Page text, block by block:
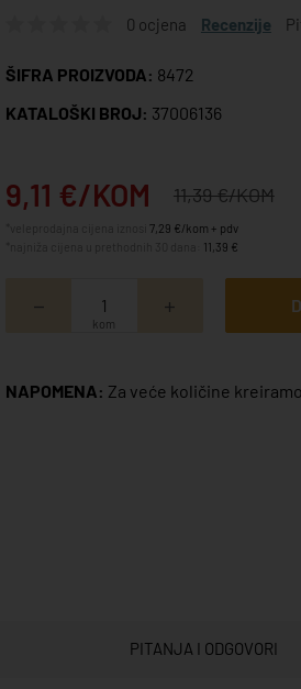
0 ocjena Recenzije
ŠIFRA PROIZVODA: 8472
KATALOŠKI BROJ: 37006136
9,11 €/KOM 11,39 €/KOM
7,29 €/kom + pdv
11,39 €
kom
NAPOMENA: Za veće količine
PITANJA I ODGOVORI